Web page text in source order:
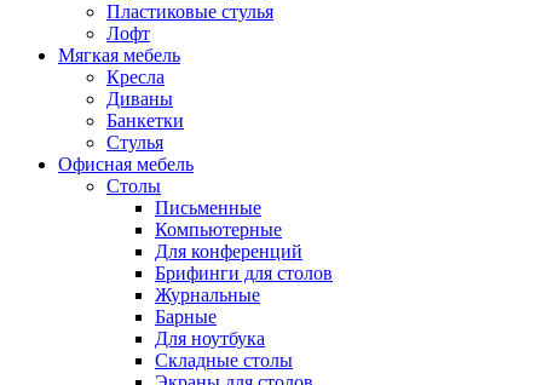
Пластиковые стулья
Лофт
Мягкая мебель
Кресла
Диваны
Банкетки
Стулья
Офисная мебель
Столы
Письменные
Компьютерные
Для конференций
Брифинги для столов
Журнальные
Барные
Для ноутбука
Складные столы